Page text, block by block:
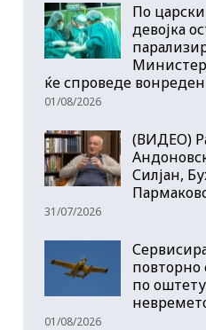
По
девојка
ќе спроведе
01/08/2026
(ВИДЕО)
Силјан,
31/07/2026
повторно
по
01/08/2026